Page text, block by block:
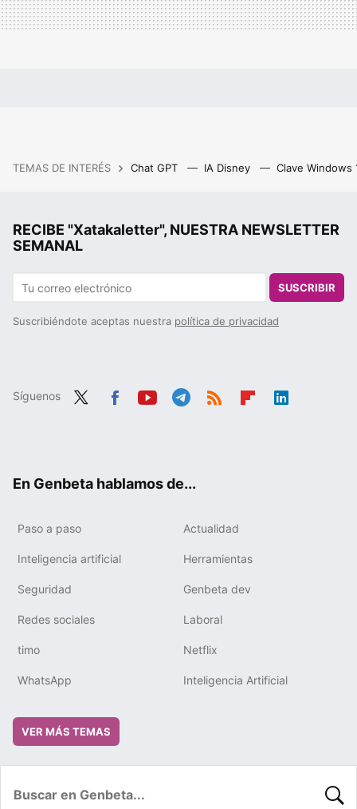
TEMAS DE INTERÉS Chat GPT IA Disney Clave Windows
RECIBE "Xatakaletter", NUESTRA NEWSLETTER
SEMANAL
SUSCRIBIR
Suscribiéndote aceptas nuestra política de privacidad
Síguenos
En Genbeta hablamos de...
Paso a paso Actualidad
Inteligencia artificial Herramientas
Seguridad Genbeta dev
Redes sociales Laboral
timo Netflix
WhatsApp Inteligencia Artificial
VER MÁS TEMAS